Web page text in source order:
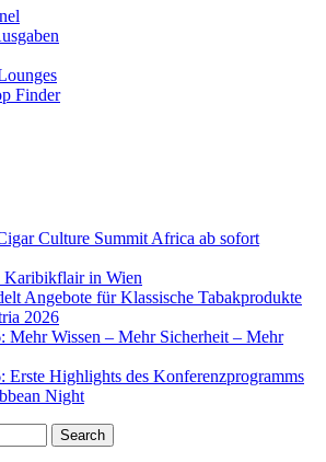
Finder
Culture Summit Africa ab sofort
Karibikflair in Wien
Angebote für Klassische Tabakprodukte
2026
Mehr Wissen – Mehr Sicherheit – Mehr
Erste Highlights des Konferenzprogramms
Night